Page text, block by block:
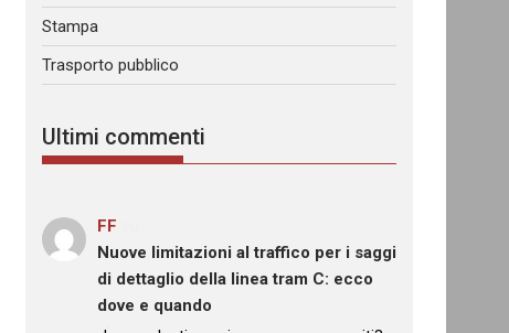
Stampa
Trasporto pubblico
Ultimi commenti
FF
Nuove limitazioni al traffico per i saggi
di dettaglio della linea tram C: ecco
dove e quando